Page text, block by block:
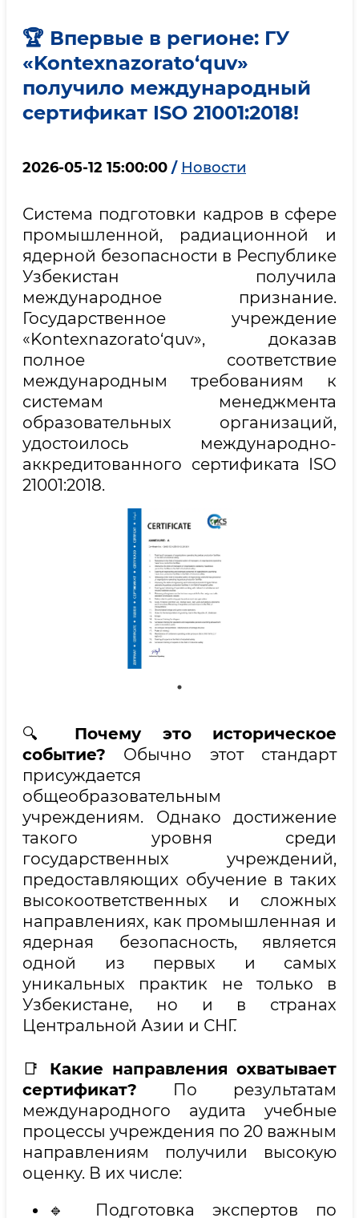
🏆 Впервые в регионе: ГУ
«Kontexnazorato‘quv»
получило международный
сертификат ISO 21001:2018!
2026-05-12 15:00:00 / Новости
Система подготовки кадров в сфере
промышленной, радиационной и
ядерной безопасности в Республике
Узбекистан получила
международное признание.
Государственное учреждение
«Kontexnazorato‘quv», доказав
полное соответствие
международным требованиям к
системам менеджмента
образовательных организаций,
удостоилось международно-
аккредитованного сертификата ISO
21001:2018.
🔍 Почему это историческое
событие? Обычно этот стандарт
присуждается
общеобразовательным
учреждениям. Однако достижение
такого уровня среди
государственных учреждений,
предоставляющих обучение в таких
высокоответственных и сложных
направлениях, как промышленная и
ядерная безопасность, является
одной из первых и самых
уникальных практик не только в
Узбекистане, но и в странах
Центральной Азии и СНГ.
📑 Какие направления охватывает
сертификат? По результатам
международного аудита учебные
процессы учреждения по 20 важным
направлениям получили высокую
оценку. В их числе:
🔹 Подготовка экспертов по